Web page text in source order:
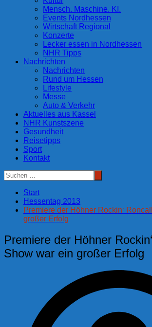
Mensch. Maschine. KI.
Events Nordhessen
Wirtschaft Regional
Konzerte
Lecker essen in Nordhessen
NHR Tipps
Nachrichten
Nachrichten
Rund um Hessen
Lifestyle
Messe
Auto & Verkehr
Aktuelles aus Kassel
NHR Kunstszene
Gesundheit
Reisetipps
Sport
Kontakt
Start
Hessentag 2013
Premiere der Höhner Rockin‘
großer Erfolg
Premiere der Höhner
Show war ein großer Erfolg